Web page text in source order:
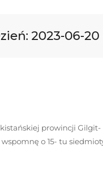
2023-06-20
prowincji
o 15- tu